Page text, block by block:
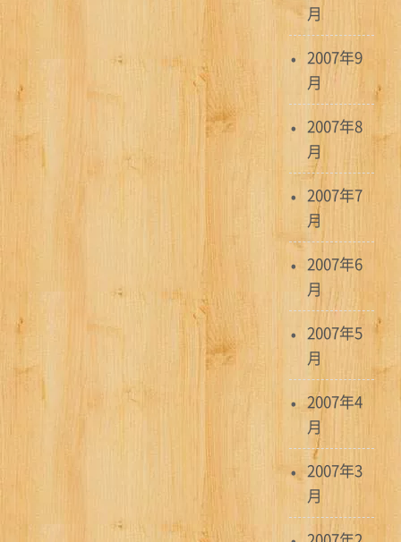
月
2007年9
月
2007年8
月
2007年7
月
2007年6
月
2007年5
月
2007年4
月
2007年3
月